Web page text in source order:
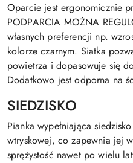
Oparcie jest ergonomicznie
PODPARCIA MOŻNA
własnych preferencji np.
kolorze czarnym. Siatka
powietrza i dopasowuje się
Dodatkowo jest odporna na
SIEDZISKO
Pianka wypełniająca
wtryskowej, co zapewnia jej
sprężystość nawet po wielu